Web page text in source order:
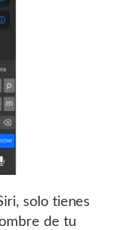
solo tienes
de tu